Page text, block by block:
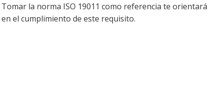
Tomar la norma ISO 19011 como referencia te orientará
en el cumplimiento de este requisito.